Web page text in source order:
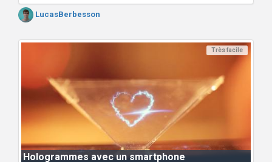
LucasBerbesson
Très facile
Hologrammes avec un smartphone